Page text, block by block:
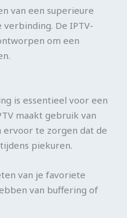
van een superieure
De IPTV-
om een
is essentieel voor een
maakt gebruik van
ervoor te zorgen dat de
piekuren.
van je favoriete
van buffering of